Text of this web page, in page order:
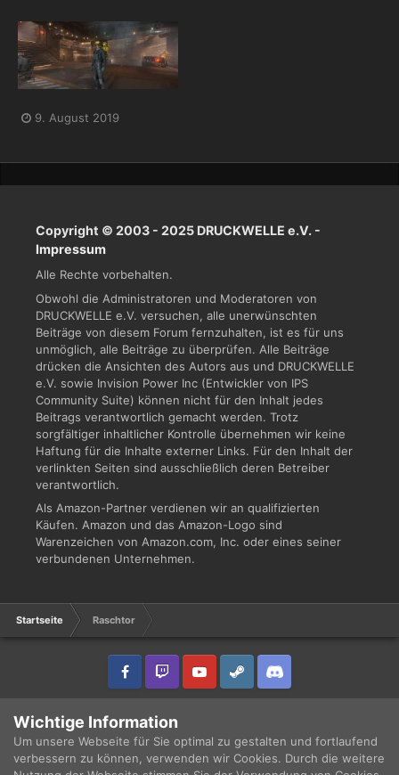
9. August 2019
Copyright © 2003 - 2025 DRUCKWELLE e.V. -
Impressum
Alle Rechte vorbehalten.
Obwohl die Administratoren und Moderatoren von
DRUCKWELLE e.V. versuchen, alle unerwünschten
Beiträge von diesem Forum fernzuhalten, ist es für uns
unmöglich, alle Beiträge zu überprüfen. Alle Beiträge
drücken die Ansichten des Autors aus und DRUCKWELLE
e.V. sowie Invision Power Inc (Entwickler von IPS
Community Suite) können nicht für den Inhalt jedes
Beitrags verantwortlich gemacht werden. Trotz
sorgfältiger inhaltlicher Kontrolle übernehmen wir keine
Haftung für die Inhalte externer Links. Für den Inhalt der
verlinkten Seiten sind ausschließlich deren Betreiber
verantwortlich.
Als Amazon-Partner verdienen wir an qualifizierten
Käufen. Amazon und das Amazon-Logo sind
Warenzeichen von Amazon.com, Inc. oder eines seiner
verbundenen Unternehmen.
Startseite Raschtor
Copyright © 2003 - 2021 DRUCKWELLE e.V. -
Powered by Invision Community
Wichtige Information
Um unsere Webseite für Sie optimal zu gestalten und fortlaufend
verbessern zu können, verwenden wir Cookies. Durch die weitere